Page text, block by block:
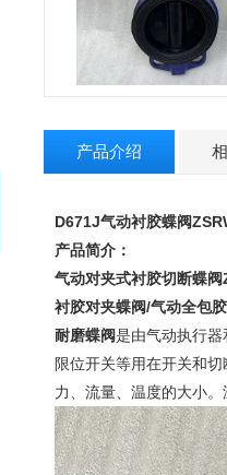
产品介绍
D671J气动衬胶蝶阀
产品简介：
气动对夹式衬胶切断蝶阀
衬胶对夹蝶阀/气动全包
耐磨蝶阀是由气动执行
限位开关等用在开关和
力、流量、温度的大小